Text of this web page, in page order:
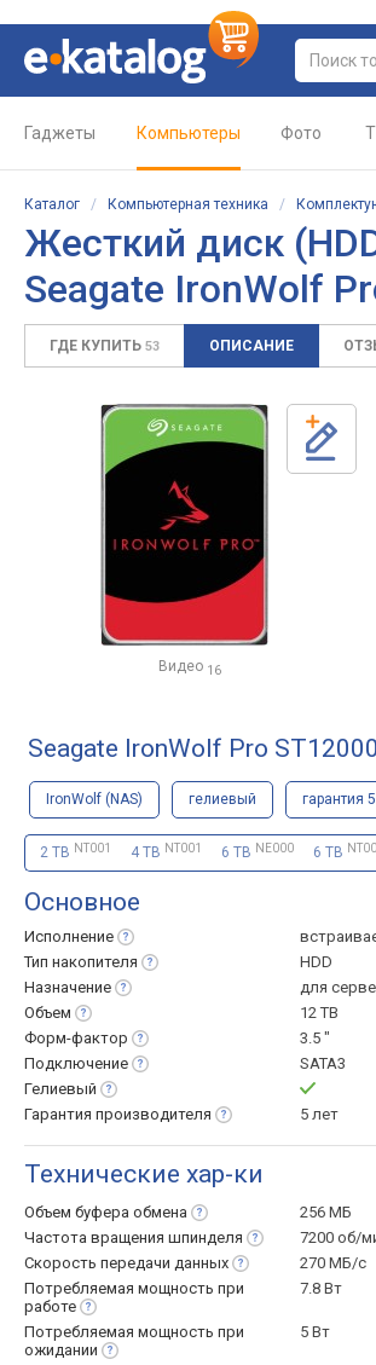
Гаджеты Компьютеры Фото
Каталог / Компьютерная техника /
Жесткий диск
Seagate IronWolf
ГДЕ КУПИТЬ 53 ОПИСАНИЕ
Видео 16
Seagate IronWolf Pro
IronWolf (NAS) гелиевый гарантия
2 TB NT001 4 TB NT001 6 TB NE000 6 TB
Основное
Исполнение
Тип накопителя
HDD
Назначение
для
Объем
12 TB
Форм-фактор
3.5 "
Подключение
SATA3
Гелиевый
Гарантия производителя 5 лет
Технические хар-ки
Объем буфера обмена
256 МБ
Частота вращения шпинделя
7200 об/
Скорость передачи данных
270 МБ/с
Потребляемая мощность при
работе
7.8 Вт
Потребляемая мощность при
ожидании
5 Вт